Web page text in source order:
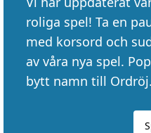
roliga spel! Ta en
med korsord och
av våra nya spel.
bytt namn till Ordröj.